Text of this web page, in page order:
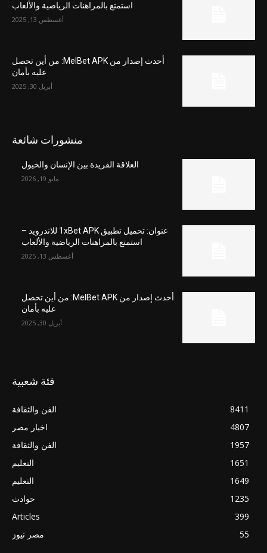
استمتع بالمراهنات الرياضية والألعاب
أغسطس 13, 2025
أحدث إصدار من MelBet APK: من أين تحصل
عليه بأمان
أبريل 30, 2025
منشورات شائعة
العلاقة الفريدة بين الإنسان والخيول
مايو 19, 2026
عنوان: تحميل تطبيق 1xBet APK للاندرويد –
استمتع بالمراهنات الرياضية والألعاب
أغسطس 13, 2025
أحدث إصدار من MelBet APK: من أين تحصل
عليه بأمان
أبريل 30, 2025
فئة شعبية
الفن والثقافة
8411
اخبار مصر
4807
الفن والثقافة
1957
التعليم
1651
التعليم
1649
حوادث
1235
Articles
399
مصر نيوز
55